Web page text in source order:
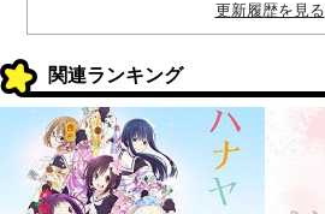
更新履歴を見る
関連ランキング